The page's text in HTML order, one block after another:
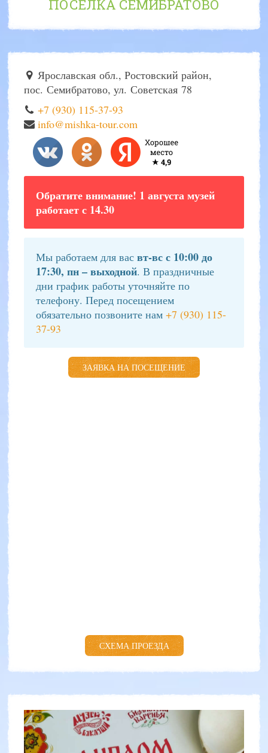
ПОСЕЛКА СЕМИБРАТОВО
Ярославская обл., Ростовский район,
пос. Семибратово, ул. Советская 78
+7 (930) 115-37-93
info@mishka-tour.com
Обратите внимание! 1 августа музей
работает с 14.30
Мы работаем для вас вт-вс с 10:00 до
17:30, пн – выходной. В праздничные
дни график работы уточняйте по
телефону. Перед посещением
обязательно позвоните нам +7 (930) 115-
37-93
ЗАЯВКА НА ПОСЕЩЕНИЕ
СХЕМА ПРОЕЗДА